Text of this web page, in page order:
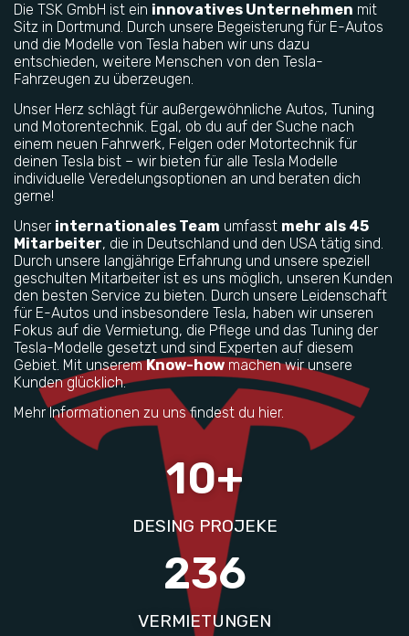
Die TSK GmbH ist ein innovatives Unternehmen mit
Sitz in Dortmund. Durch unsere Begeisterung für E-Autos
und die Modelle von Tesla haben wir uns dazu
entschieden, weitere Menschen von den Tesla-
Fahrzeugen zu überzeugen.
Unser Herz schlägt für außergewöhnliche Autos, Tuning
und Motorentechnik. Egal, ob du auf der Suche nach
einem neuen Fahrwerk, Felgen oder Motortechnik für
deinen Tesla bist – wir bieten für alle Tesla Modelle
individuelle Veredelungsoptionen an und beraten dich
gerne!
Unser internationales Team umfasst mehr als 45
Mitarbeiter, die in Deutschland und den USA tätig sind.
Durch unsere langjährige Erfahrung und unsere speziell
geschulten Mitarbeiter ist es uns möglich, unseren Kunden
den besten Service zu bieten. Durch unsere Leidenschaft
für E-Autos und insbesondere Tesla, haben wir unseren
Fokus auf die Vermietung, die Pflege und das Tuning der
Tesla-Modelle gesetzt und sind Experten auf diesem
Gebiet. Mit unseremKnow-how machen wir unsere
Kunden glücklich.
Mehr Informationen zu uns findest du hier.
10+
DESING PROJEKE
236
VERMIETUNGEN